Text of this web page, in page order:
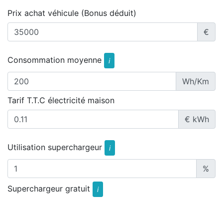
Prix achat véhicule (Bonus déduit)
€
Consommation moyenne i
Wh/Km
Tarif T.T.C électricité maison
€ kWh
Utilisation superchargeur i
%
Superchargeur gratuit
i